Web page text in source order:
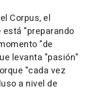
Corpus, el
"preparando
"de
levanta "pasión"
"cada vez
a nivel de